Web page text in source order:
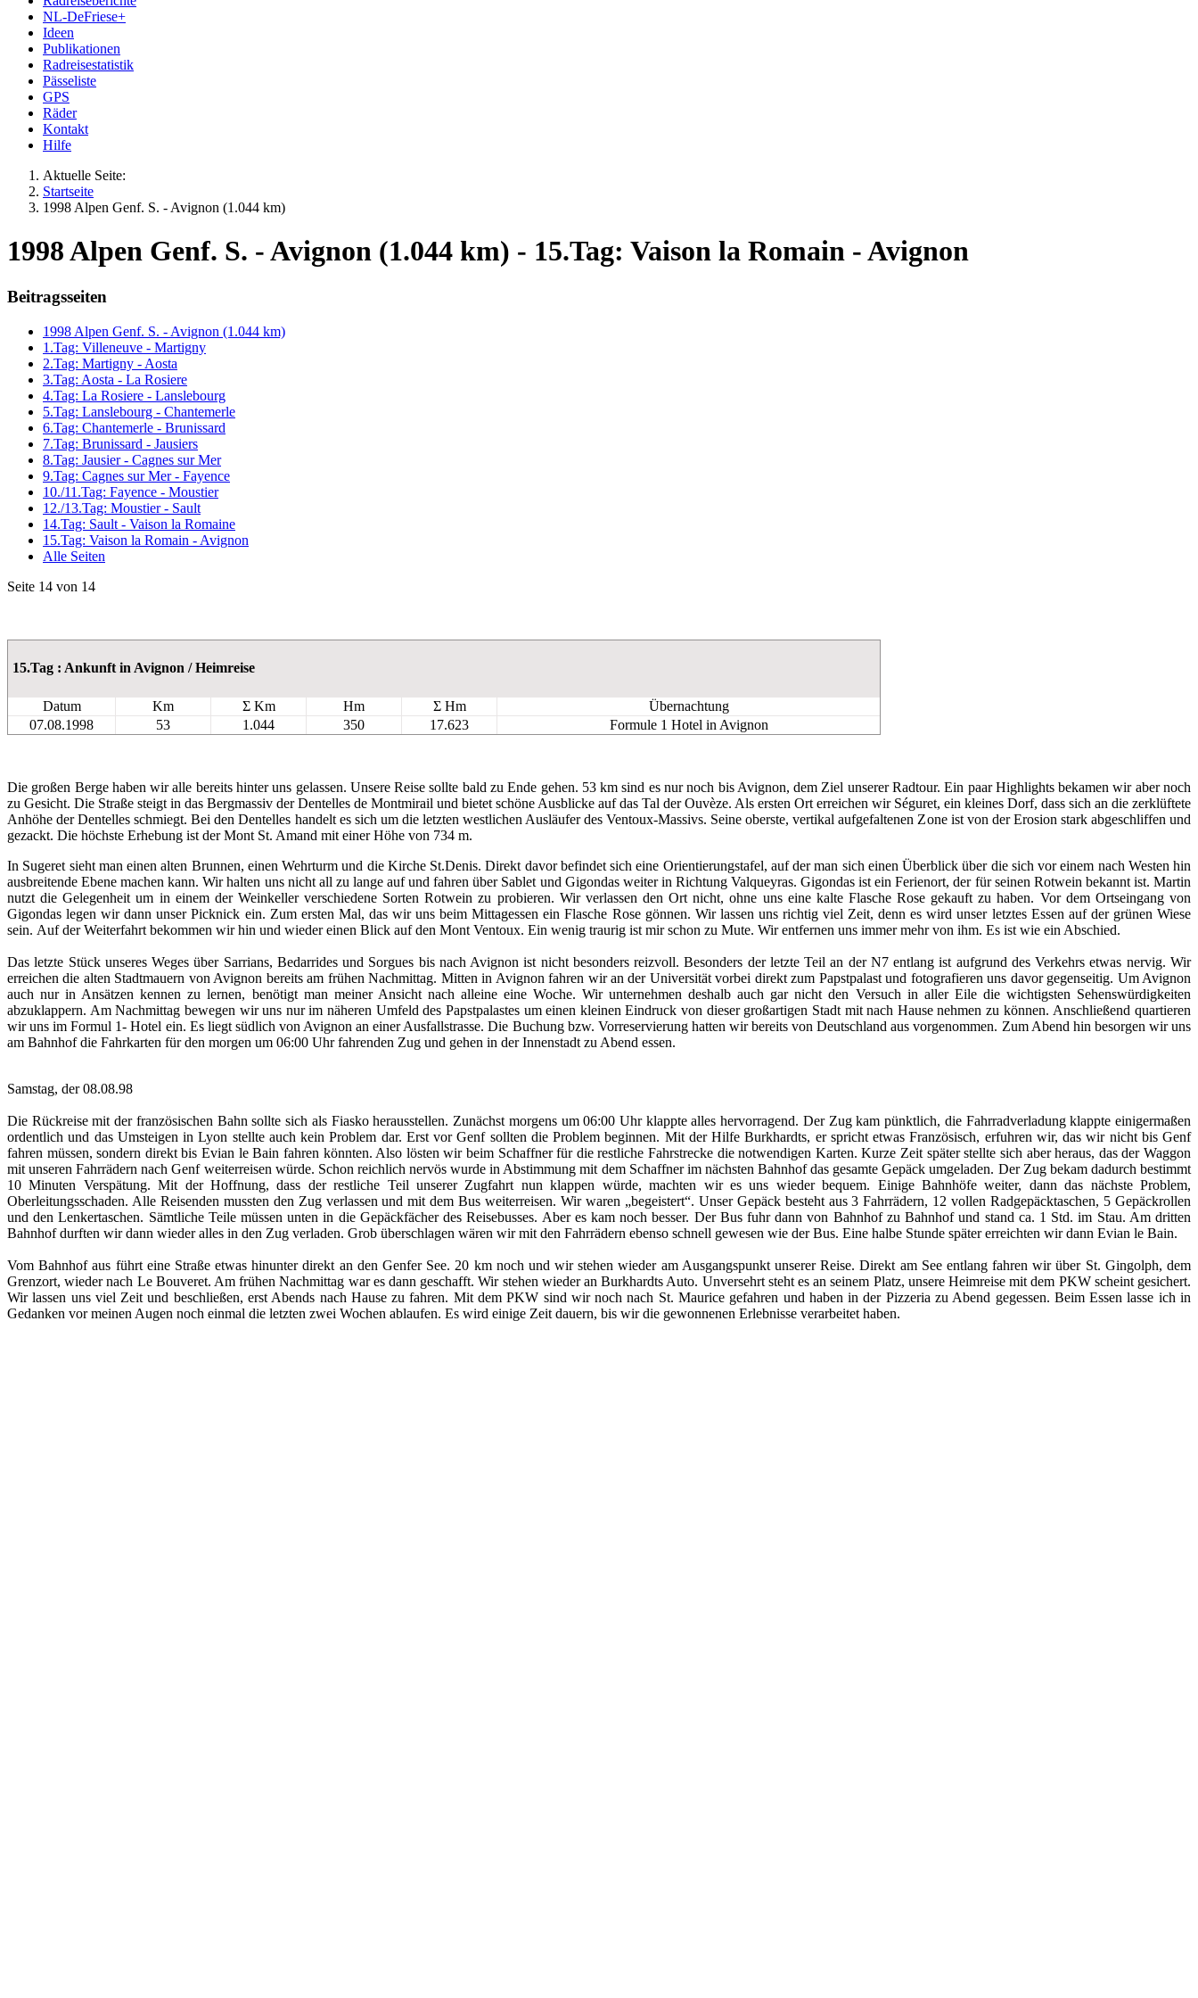
NL-DeFriese+
Ideen
Publikationen
Radreisestatistik
Pässeliste
GPS
Räder
Kontakt
Hilfe
Aktuelle Seite:
Startseite
1998 Alpen Genf. S. - Avignon (1.044 km)
1998 Alpen Genf. S. - Avignon (1.044 km) - 15.Tag: Vaison la Romain - Avignon
Beitragsseiten
1998 Alpen Genf. S. - Avignon (1.044 km)
1.Tag: Villeneuve - Martigny
2.Tag: Martigny - Aosta
3.Tag: Aosta - La Rosiere
4.Tag: La Rosiere - Lanslebourg
5.Tag: Lanslebourg - Chantemerle
6.Tag: Chantemerle - Brunissard
7.Tag: Brunissard - Jausiers
8.Tag: Jausier - Cagnes sur Mer
9.Tag: Cagnes sur Mer - Fayence
10./11.Tag: Fayence - Moustier
12./13.Tag: Moustier - Sault
14.Tag: Sault - Vaison la Romaine
15.Tag: Vaison la Romain - Avignon
Alle Seiten
Seite 14 von 14
15.Tag : Ankunft in Avignon / Heimreise
Datum Km Σ Km Hm Σ Hm
Übernachtung
07.08.1998
53 1.044 350 17.623 Formule 1 Hotel in Avignon
Die großen Berge haben wir alle bereits hinter uns gelassen. Unsere Reise sollte bald zu Ende gehen. 53 km sind es nur noch bis Avignon, dem Ziel unserer Radtour. Ein paar Highlights bekamen wir aber noch
zu Gesicht. Die Straße steigt in das Bergmassiv der Dentelles de Montmirail und bietet schöne Ausblicke auf das Tal der Ouvèze. Als ersten Ort erreichen wir Séguret, ein kleines Dorf, dass sich an die zerklüftete
Anhöhe der Dentelles schmiegt. Bei den Dentelles handelt es sich um die letzten westlichen Ausläufer des Ventoux-Massivs. Seine oberste, vertikal aufgefaltenen Zone ist von der Erosion stark abgeschliffen und
gezackt. Die höchste Erhebung ist der Mont St. Amand mit einer Höhe von 734 m.
In Sugeret sieht man einen alten Brunnen, einen Wehrturm und die Kirche St.Denis. Direkt davor befindet sich eine Orientierungstafel, auf der man sich einen Überblick über die sich vor einem nach Westen hin
ausbreitende Ebene machen kann. Wir halten uns nicht all zu lange auf und fahren über Sablet und Gigondas weiter in Richtung Valqueyras. Gigondas ist ein Ferienort, der für seinen Rotwein bekannt ist. Martin
nutzt die Gelegenheit um in einem der Weinkeller verschiedene Sorten Rotwein zu probieren. Wir verlassen den Ort nicht, ohne uns eine kalte Flasche Rose gekauft zu haben. Vor dem Ortseingang von
Gigondas legen wir dann unser Picknick ein. Zum ersten Mal, das wir uns beim Mittagessen ein Flasche Rose gönnen. Wir lassen uns richtig viel Zeit, denn es wird unser letztes Essen auf der grünen Wiese
sein. Auf der Weiterfahrt bekommen wir hin und wieder einen Blick auf den Mont Ventoux. Ein wenig traurig ist mir schon zu Mute. Wir entfernen uns immer mehr von ihm. Es ist wie ein Abschied.
Das letzte Stück unseres Weges über Sarrians, Bedarrides und Sorgues bis nach Avignon ist nicht besonders reizvoll. Besonders der letzte Teil an der N7 entlang ist aufgrund des Verkehrs etwas nervig. Wir
erreichen die alten Stadtmauern von Avignon bereits am frühen Nachmittag. Mitten in Avignon fahren wir an der Universität vorbei direkt zum Papstpalast und fotografieren uns davor gegenseitig. Um Avignon
auch nur in Ansätzen kennen zu lernen, benötigt man meiner Ansicht nach alleine eine Woche. Wir unternehmen deshalb auch gar nicht den Versuch in aller Eile die wichtigsten Sehenswürdigkeiten
abzuklappern. Am Nachmittag bewegen wir uns nur im näheren Umfeld des Papstpalastes um einen kleinen Eindruck von dieser großartigen Stadt mit nach Hause nehmen zu können. Anschließend quartieren
wir uns im Formul 1- Hotel ein. Es liegt südlich von Avignon an einer Ausfallstrasse. Die Buchung bzw. Vorreservierung hatten wir bereits von Deutschland aus vorgenommen. Zum Abend hin besorgen wir uns
am Bahnhof die Fahrkarten für den morgen um 06:00 Uhr fahrenden Zug und gehen in der Innenstadt zu Abend essen.
Samstag, der 08.08.98
Die Rückreise mit der französischen Bahn sollte sich als Fiasko herausstellen. Zunächst morgens um 06:00 Uhr klappte alles hervorragend. Der Zug kam pünktlich, die Fahrradverladung klappte einigermaßen
ordentlich und das Umsteigen in Lyon stellte auch kein Problem dar. Erst vor Genf sollten die Problem beginnen. Mit der Hilfe Burkhardts, er spricht etwas Französisch, erfuhren wir, das wir nicht bis Genf
fahren müssen, sondern direkt bis Evian le Bain fahren könnten. Also lösten wir beim Schaffner für die restliche Fahrstrecke die notwendigen Karten. Kurze Zeit später stellte sich aber heraus, das der Waggon
mit unseren Fahrrädern nach Genf weiterreisen würde. Schon reichlich nervös wurde in Abstimmung mit dem Schaffner im nächsten Bahnhof das gesamte Gepäck umgeladen. Der Zug bekam dadurch bestimmt
10 Minuten Verspätung. Mit der Hoffnung, dass der restliche Teil unserer Zugfahrt nun klappen würde, machten wir es uns wieder bequem. Einige Bahnhöfe weiter, dann das nächste Problem,
Oberleitungsschaden. Alle Reisenden mussten den Zug verlassen und mit dem Bus weiterreisen. Wir waren „begeistert“. Unser Gepäck besteht aus 3 Fahrrädern, 12 vollen Radgepäcktaschen, 5 Gepäckrollen
und den Lenkertaschen. Sämtliche Teile müssen unten in die Gepäckfächer des Reisebusses. Aber es kam noch besser. Der Bus fuhr dann von Bahnhof zu Bahnhof und stand ca. 1 Std. im Stau. Am dritten
Bahnhof durften wir dann wieder alles in den Zug verladen. Grob überschlagen wären wir mit den Fahrrädern ebenso schnell gewesen wie der Bus. Eine halbe Stunde später erreichten wir dann Evian le Bain.
Vom Bahnhof aus führt eine Straße etwas hinunter direkt an den Genfer See. 20 km noch und wir stehen wieder am Ausgangspunkt unserer Reise. Direkt am See entlang fahren wir über St. Gingolph, dem
Grenzort, wieder nach Le Bouveret. Am frühen Nachmittag war es dann geschafft. Wir stehen wieder an Burkhardts Auto. Unversehrt steht es an seinem Platz, unsere Heimreise mit dem PKW scheint gesichert.
Wir lassen uns viel Zeit und beschließen, erst Abends nach Hause zu fahren. Mit dem PKW sind wir noch nach St. Maurice gefahren und haben in der Pizzeria zu Abend gegessen. Beim Essen lasse ich in
Gedanken vor meinen Augen noch einmal die letzten zwei Wochen ablaufen. Es wird einige Zeit dauern, bis wir die gewonnenen Erlebnisse verarbeitet haben.